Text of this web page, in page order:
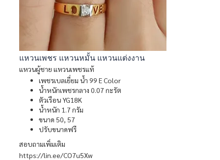
แหวนเพชร แหวนหมั้น แหวนแต่งงาน
แหวนผู้ชาย แหวนเพชรแท้
เพชรเบลเยี่ยม น้ำ 99 E Color
น้ำหนักเพชรกลาง 0.07 กะรัต
ตัวเรือน YG18K
น้ำหนัก 1.7 กรัม
ขนาด 50, 57
ปรับขนาดฟรี
สอบถามเพิ่มเติม
https://lin.ee/CO7u5Xw